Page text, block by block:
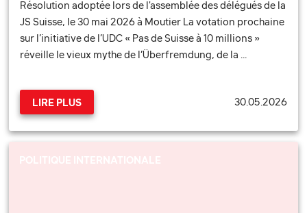
Résolution adoptée lors de l'assemblée des délégués de la
JS Suisse, le 30 mai 2026 à Moutier La votation prochaine
sur l’initiative de l’UDC « Pas de Suisse à 10 millions »
réveille le vieux mythe de l’Überfremdung, de la …
LIRE PLUS 30.05.2026